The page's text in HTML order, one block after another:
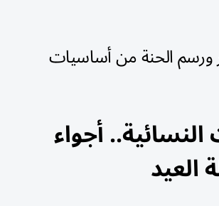
الحنة من أساسيات
أجواء
العيد